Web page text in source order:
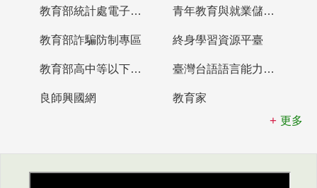
教育部統計處電子書櫃 青年教育與就業儲蓄帳戶
教育部詐騙防制專區 終身學習資源平臺
教育部高中等以下學校及幼兒園教師資格檢定考試 臺灣台語語言能力認證網站
良師興國網
教育家
更多